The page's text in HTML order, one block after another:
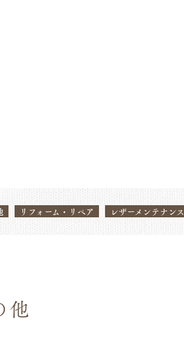
フター
ング
リフォーム・リペア レザーメンテナンス
他